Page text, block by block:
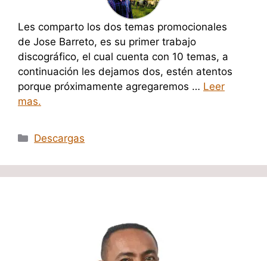
Les comparto los dos temas promocionales
de Jose Barreto, es su primer trabajo
discográfico, el cual cuenta con 10 temas, a
continuación les dejamos dos, estén atentos
porque próximamente agregaremos … Leer
mas.
Categorías
Descargas